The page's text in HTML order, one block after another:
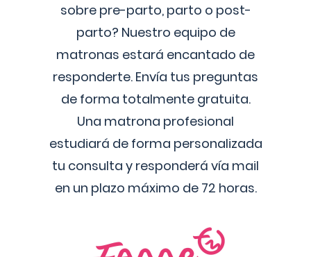
sobre pre-parto, parto o post-
parto? Nuestro equipo de
matronas estará encantado de
responderte. Envía tus preguntas
de forma totalmente gratuita.
Una matrona profesional
estudiará de forma personalizada
tu consulta y responderá vía mail
en un plazo máximo de 72 horas.